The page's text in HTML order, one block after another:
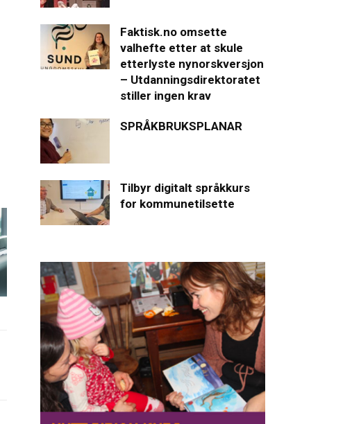
Faktisk.no omsette
valhefte etter at skule
etterlyste nynorskversjon
– Utdanningsdirektoratet
stiller ingen krav
SPRÅKBRUKSPLANAR
Tilbyr digitalt språkkurs
for kommunetilsette